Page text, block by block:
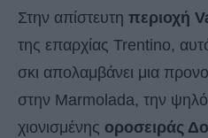
Στην απίστευτη περιοχή
της επαρχίας Trentino,
σκι απολαμβάνει μια
στην Marmolada, την
χιονισμένης οροσειράς